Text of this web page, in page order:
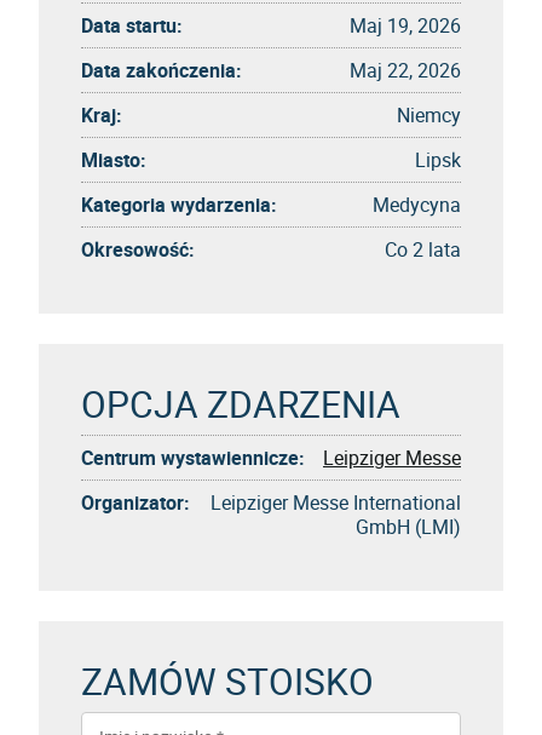
Data startu:
Maj 19, 2026
Data zakończenia:
Maj 22, 2026
Kraj:
Niemcy
Miasto:
Lipsk
Kategoria wydarzenia:
Medycyna
Okresowość:
Co 2 lata
OPCJA ZDARZENIA
Centrum wystawiennicze:
Leipziger Messe
Organizator:
Leipziger Messe International
GmbH (LMI)
ZAMÓW STOISKO